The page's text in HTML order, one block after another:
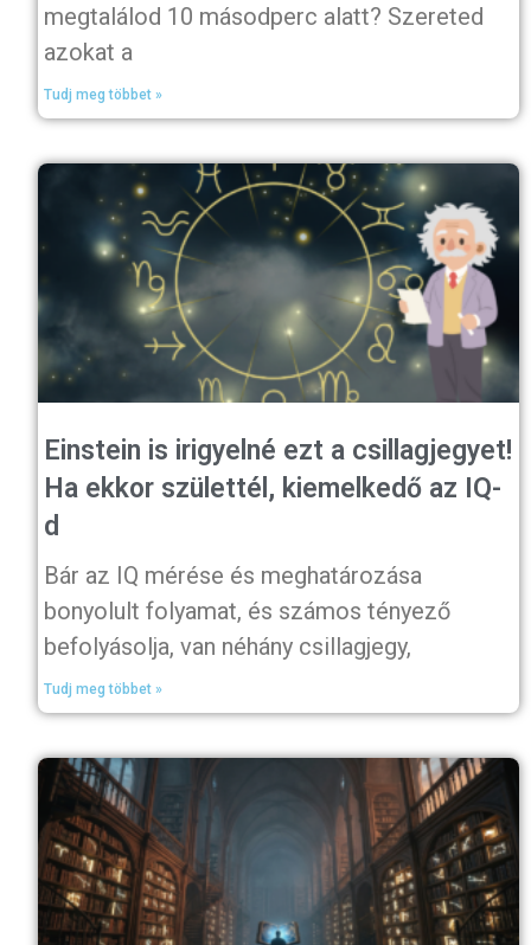
megtalálod 10 másodperc alatt? Szereted
azokat a
Tudj meg többet »
Einstein is irigyelné ezt a csillagjegyet!
Ha ekkor születtél, kiemelkedő az IQ-
d
Bár az IQ mérése és meghatározása
bonyolult folyamat, és számos tényező
befolyásolja, van néhány csillagjegy,
Tudj meg többet »